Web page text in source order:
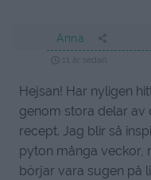
Anna
11 år sedan
Hejsan! Har nyligen
genom stora delar av
recept. Jag blir så
pyton många veckor,
börjar vara sugen på